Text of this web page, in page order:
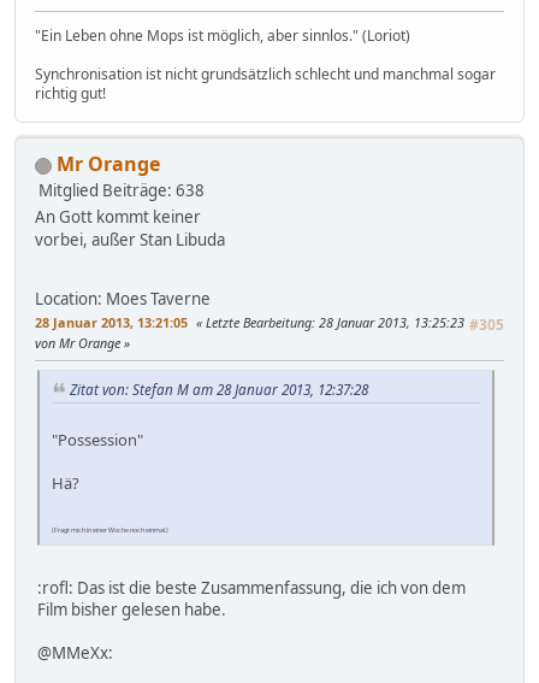
"Ein Leben ohne Mops ist möglich, aber sinnlos." (Loriot)
Synchronisation ist nicht grundsätzlich schlecht und manchmal sogar
richtig gut!
Mr Orange
Mitglied Beiträge: 638
An Gott kommt keiner
vorbei, außer Stan Libuda
Location: Moes Taverne
28 Januar 2013, 13:21:05 #305
Letzte Bearbeitung: 28 Januar 2013, 13:25:23
von Mr Orange
Zitat von: Stefan M am 28 Januar 2013, 12:37:28
"Possession"
Hä?
(Fragt mich in einer Woche noch einmal.)
:rofl: Das ist die beste Zusammenfassung, die ich von dem
Film bisher gelesen habe.
@MMeXx: